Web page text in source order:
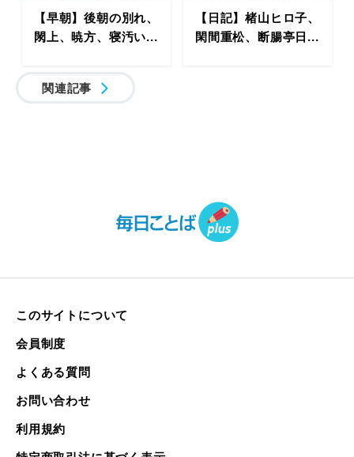
【早朝】後朝の別れ、
閖上、暁方、寝汚い...
【日記】楮山ヒロ子、
閑間重松、断腸亭日...
関連記事
このサイトについて
会員制度
よくある質問
お問い合わせ
利用規約